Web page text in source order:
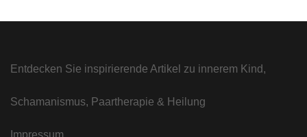
Entdecken Sie inspirierende Artikel zu innerem Kind,
Schamanismus, Paartherapie & Heilung